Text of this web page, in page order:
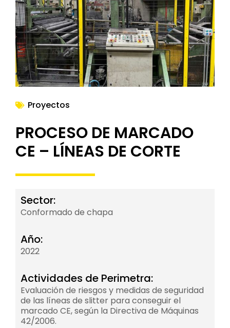
NOTICIAS
Proyectos
PROCESO DE MARCADO
CE – LÍNEAS DE CORTE
Sector:
Conformado de chapa
Año:
2022
Actividades de Perimetra:
Evaluación de riesgos y medidas de seguridad
de las líneas de slitter para conseguir el
marcado CE, según la Directiva de Máquinas
42/2006.